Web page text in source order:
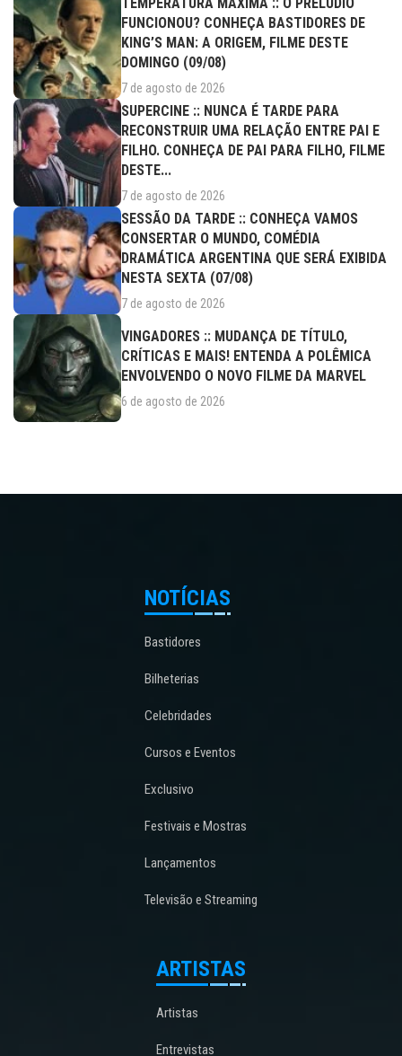
FUNCIONOU? CONHEÇA BASTIDORES DE
KING’S MAN: A ORIGEM, FILME DESTE
DOMINGO (09/08)
7 de agosto de 2026
SUPERCINE :: NUNCA É TARDE PARA
RECONSTRUIR UMA RELAÇÃO ENTRE PAI E
FILHO. CONHEÇA DE PAI PARA FILHO, FILME
DESTE...
7 de agosto de 2026
SESSÃO DA TARDE :: CONHEÇA VAMOS
CONSERTAR O MUNDO, COMÉDIA
DRAMÁTICA ARGENTINA QUE SERÁ EXIBIDA
NESTA SEXTA (07/08)
7 de agosto de 2026
VINGADORES :: MUDANÇA DE TÍTULO,
CRÍTICAS E MAIS! ENTENDA A POLÊMICA
ENVOLVENDO O NOVO FILME DA MARVEL
6 de agosto de 2026
NOTÍCIAS
Bastidores
Bilheterias
Celebridades
Cursos e Eventos
Exclusivo
Festivais e Mostras
Lançamentos
Televisão e Streaming
ARTISTAS
Artistas
Entrevistas